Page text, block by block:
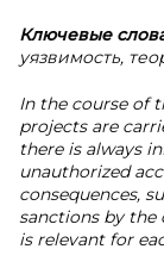
Ключевые
уязвимость,
In the course of
projects are
there is always
unauthorized
consequences,
sanctions by the
is relevant for